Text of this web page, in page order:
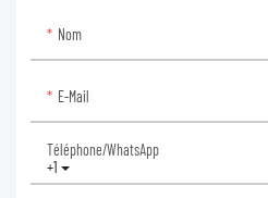
Nom
E-Mail
+1
Téléphone/WhatsApp